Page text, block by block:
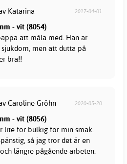
Katarina 2017-04-01
- vit (8054)
att måla med. Han är
men att dutta på
bra!!
Caroline Gröhn 2020-05-20
- vit (8056)
lite för bulkig för min smak.
så jag tror det är en
längre pågående arbeten.